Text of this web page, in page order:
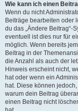
Wie kann ich einen
Wenn du nicht
Beiträge bearbeiten oder
du das „Ändere Beitrag“-
eventuell ist dies nur für
möglich. Wenn bereits
Beitrag in der
die Anzahl als auch der
Hinweis erscheint nicht,
hat oder wenn ein
hat. Diese können
warum dein Beitrag
einen Beitrag nicht